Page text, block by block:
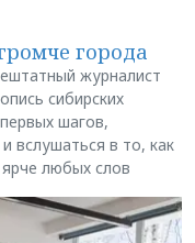
города
журналист
сибирских
шагов,
вслушаться в то, как
любых слов